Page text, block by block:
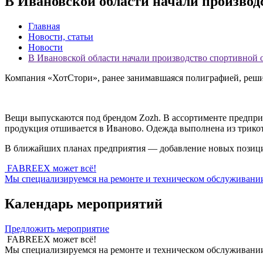
Главная
Новости, статьи
Новости
В Ивановской области начали производство спортивной
Компания «ХотСтори», ранее занимавшаяся полиграфией,
Вещи выпускаются под брендом Zozh. В ассортименте
продукция отшивается в Иваново. Одежда выполнена из
В ближайших планах предприятия — добавление новых
FABREEX может всё!
Мы специализируемся на ремонте и техническом
Календарь мероприятий
Предложить мероприятие
FABREEX может всё!
Мы специализируемся на ремонте и техническом